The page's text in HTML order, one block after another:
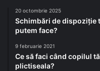
20 octombrie 2025
Schimbări de dispoziție
putem face?
9 februarie 2021
Ce să faci când copilul
plictiseala?